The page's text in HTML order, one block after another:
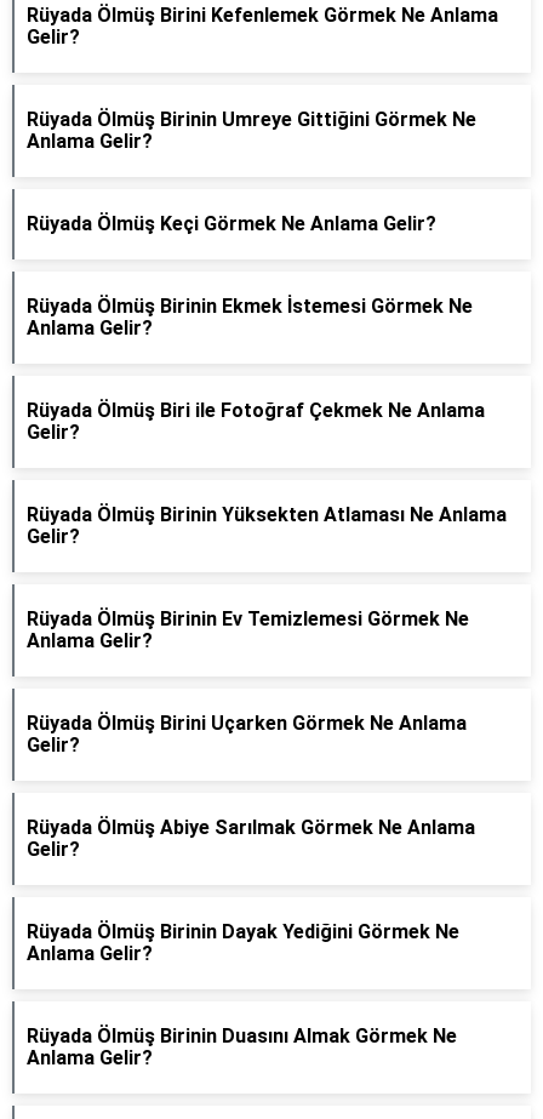
Rüyada Ölmüş Birini Kefenlemek Görmek Ne Anlama
Gelir?
Rüyada Ölmüş Birinin Umreye Gittiğini Görmek Ne
Anlama Gelir?
Rüyada Ölmüş Keçi Görmek Ne Anlama Gelir?
Rüyada Ölmüş Birinin Ekmek İstemesi Görmek Ne
Anlama Gelir?
Rüyada Ölmüş Biri ile Fotoğraf Çekmek Ne Anlama
Gelir?
Rüyada Ölmüş Birinin Yüksekten Atlaması Ne Anlama
Gelir?
Rüyada Ölmüş Birinin Ev Temizlemesi Görmek Ne
Anlama Gelir?
Rüyada Ölmüş Birini Uçarken Görmek Ne Anlama
Gelir?
Rüyada Ölmüş Abiye Sarılmak Görmek Ne Anlama
Gelir?
Rüyada Ölmüş Birinin Dayak Yediğini Görmek Ne
Anlama Gelir?
Rüyada Ölmüş Birinin Duasını Almak Görmek Ne
Anlama Gelir?